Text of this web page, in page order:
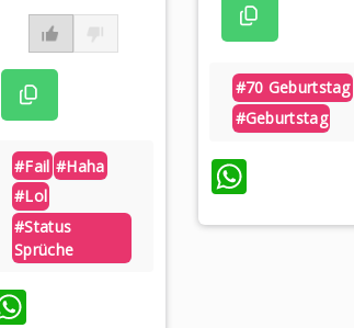
#fail #haha
#lol
#status
Sprüche
WhatsApp
#70 Geburtstag
#geburtstag